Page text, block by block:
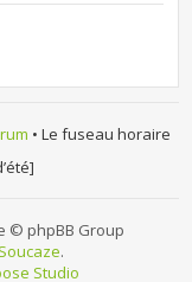
• Le fuseau horaire
© phpBB Group
.
Studio